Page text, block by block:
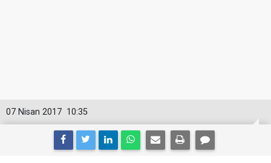
10:35
07 Nisan 2017